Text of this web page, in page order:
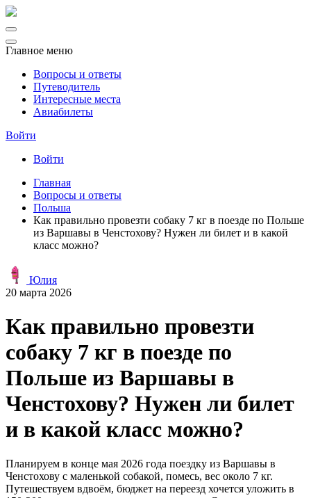
Главное меню
Вопросы и ответы
Путеводитель
Интересные места
Авиабилеты
Войти
Войти
Главная
Вопросы и ответы
Польша
Как правильно провезти собаку 7 кг в поезде по Польше
из Варшавы в Ченстохову? Нужен ли билет и в какой
класс можно?
Юлия
20 марта 2026
Как правильно провезти
собаку 7 кг в поезде по
Польше из Варшавы в
Ченстохову? Нужен ли билет
и в какой класс можно?
Планируем в конце мая 2026 года поездку из Варшавы в
Ченстохову с маленькой собакой, помесь, вес около 7 кг.
Путешествуем вдвоём, бюджет на переезд хочется уложить в